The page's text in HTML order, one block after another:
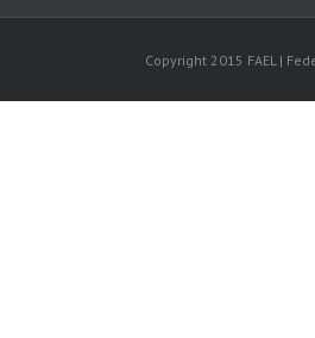
Copyright 2015 FAEL |